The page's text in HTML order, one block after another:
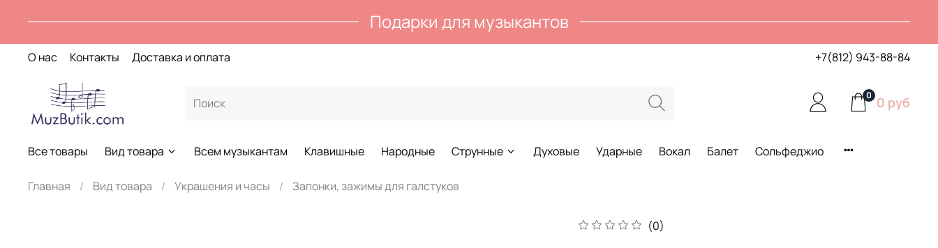
Подарки для музыкантов
О нас Контакты Доставка и оплата +7(812) 943-88-84
0 0 руб
Все товары Вид товара Всем музыкантам Клавишные Народные Струнные Духовые Ударные Вокал Балет Сольфеджио
Главная Вид товара Украшения и часы Запонки, зажимы для галстуков
(0)